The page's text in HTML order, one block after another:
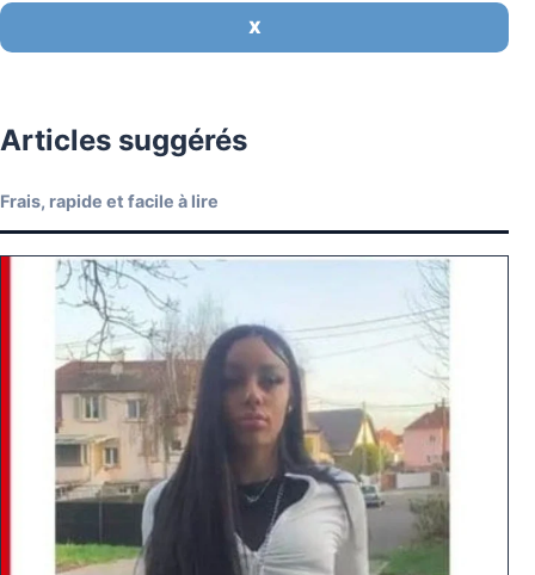
X
Articles suggérés
Frais, rapide et facile à lire